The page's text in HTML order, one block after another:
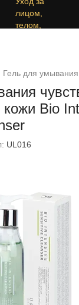
Гель для
Bio
UL016